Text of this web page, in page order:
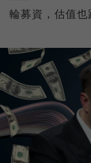
輪募資，估值也